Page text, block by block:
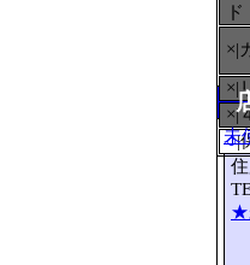
ド
×|
×|
×|
○|
未
★